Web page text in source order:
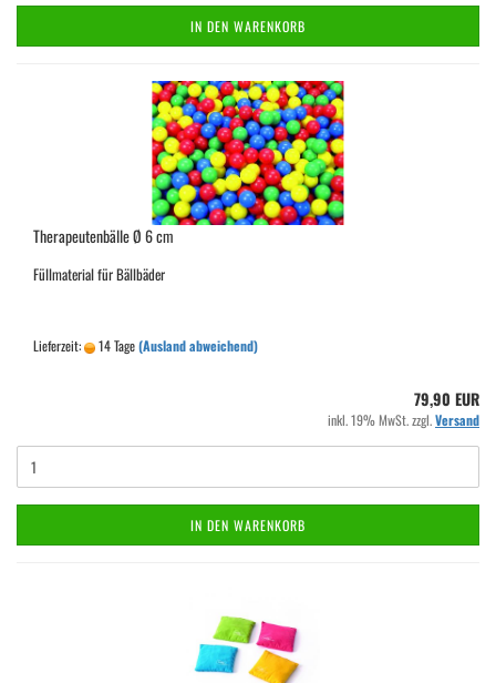
IN DEN WARENKORB
Therapeutenbälle Ø 6 cm
Füllmaterial für Bällbäder
Lieferzeit: 14 Tage(Ausland abweichend)
79,90 EUR
inkl. 19% MwSt. zzgl.Versand
IN DEN WARENKORB